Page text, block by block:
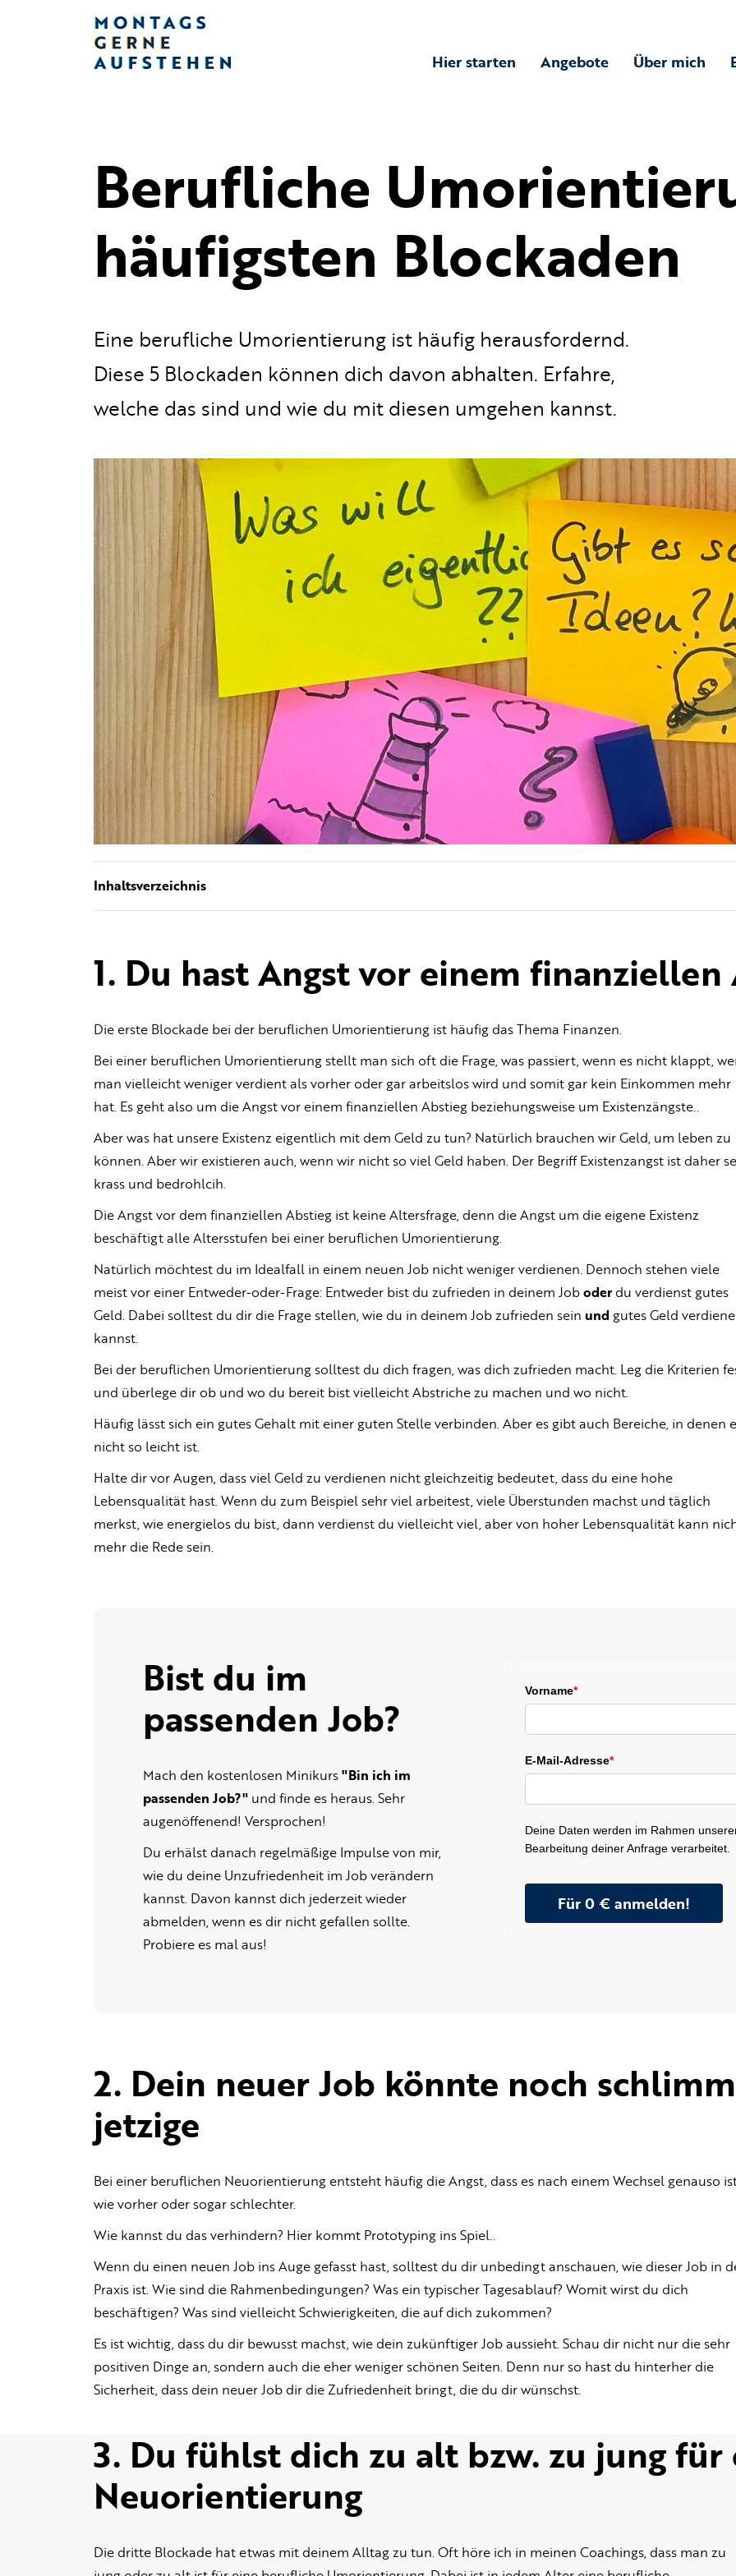
Hier starten Angebote Über mich
Berufliche
häufigsten Blockaden
Eine berufliche Umorientierung ist häufig herausfordernd.
Diese 5 Blockaden können dich davon abhalten. Erfahre,
welche das sind und wie du mit diesen umgehen kannst.
Inhaltsverzeichnis
1. Du hast Angst vor einem finanziellen
Die erste Blockade bei der beruflichen Umorientierung ist häufig das Thema Finanzen.
Bei einer beruflichen Umorientierung stellt man sich oft die Frage, was passiert, wenn es nicht klappt,
man vielleicht weniger verdient als vorher oder gar arbeitslos wird und somit gar kein Einkommen mehr
hat. Es geht also um die Angst vor einem finanziellen Abstieg beziehungsweise um Existenzängste..
Aber was hat unsere Existenz eigentlich mit dem Geld zu tun? Natürlich brauchen wir Geld, um leben zu
können. Aber wir existieren auch, wenn wir nicht so viel Geld haben. Der Begriff Existenzangst ist daher
krass und bedrohlcih.
Die Angst vor dem finanziellen Abstieg ist keine Altersfrage, denn die Angst um die eigene Existenz
beschäftigt alle Altersstufen bei einer beruflichen Umorientierung.
Natürlich möchtest du im Idealfall in einem neuen Job nicht weniger verdienen. Dennoch stehen viele
meist vor einer Entweder-oder-Frage: Entweder bist du zufrieden in deinem Joboderdu verdienst gutes
Geld. Dabei solltest du dir die Frage stellen, wie du in deinem Job zufrieden sein und gutes Geld
kannst.
Bei der beruflichen Umorientierung solltest du dich fragen, was dich zufrieden macht. Leg die Kriterien
und überlege dir ob und wo du bereit bist vielleicht Abstriche zu machen und wo nicht.
Häufig lässt sich ein gutes Gehalt mit einer guten Stelle verbinden. Aber es gibt auch Bereiche, in denen
nicht so leicht ist.
Halte dir vor Augen, dass viel Geld zu verdienen nicht gleichzeitig bedeutet, dass du eine hohe
Lebensqualität hast. Wenn du zum Beispiel sehr viel arbeitest, viele Überstunden machst und täglich
merkst, wie energielos du bist, dann verdienst du vielleicht viel, aber von hoher Lebensqualität kann
mehr die Rede sein.
Bist du im
passenden Job?
Mach den kostenlosen Minikurs"Bin ich im
passenden Job?" und finde es heraus. Sehr
augenöffenend! Versprochen!
Du erhälst danach regelmäßige Impulse von mir,
wie du deine Unzufriedenheit im Job verändern
kannst. Davon kannst dich jederzeit wieder
abmelden, wenn es dir nicht gefallen sollte.
Probiere es mal aus!
Vorname*
E-Mail-Adresse*
Deine Daten werden im Rahmen
Bearbeitung deiner Anfrage verarbeitet.
Für 0 € anmelden!
2. Dein neuer Job könnte noch
jetzige
Bei einer beruflichen Neuorientierung entsteht häufig die Angst, dass es nach einem Wechsel genauso
wie vorher oder sogar schlechter.
Wie kannst du das verhindern? Hier kommt Prototyping ins Spiel..
Wenn du einen neuen Job ins Auge gefasst hast, solltest du dir unbedingt anschauen, wie dieser Job in
Praxis ist. Wie sind die Rahmenbedingungen? Was ein typischer Tagesablauf? Womit wirst du dich
beschäftigen? Was sind vielleicht Schwierigkeiten, die auf dich zukommen?
Es ist wichtig, dass du dir bewusst machst, wie dein zukünftiger Job aussieht. Schau dir nicht nur die sehr
positiven Dinge an, sondern auch die eher weniger schönen Seiten. Denn nur so hast du hinterher die
Sicherheit, dass dein neuer Job dir die Zufriedenheit bringt, die du dir wünschst.
3. Du fühlst dich zu alt bzw. zu jung für
Neuorientierung
Die dritte Blockade hat etwas mit deinem Alltag zu tun. Oft höre ich in meinen Coachings, dass man zu